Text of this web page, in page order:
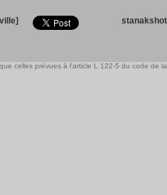
celles prévues à l'article L 122-5 du code